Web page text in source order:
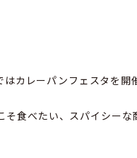
カレーパンフェスタを開
そ食べたい、スパイシーな